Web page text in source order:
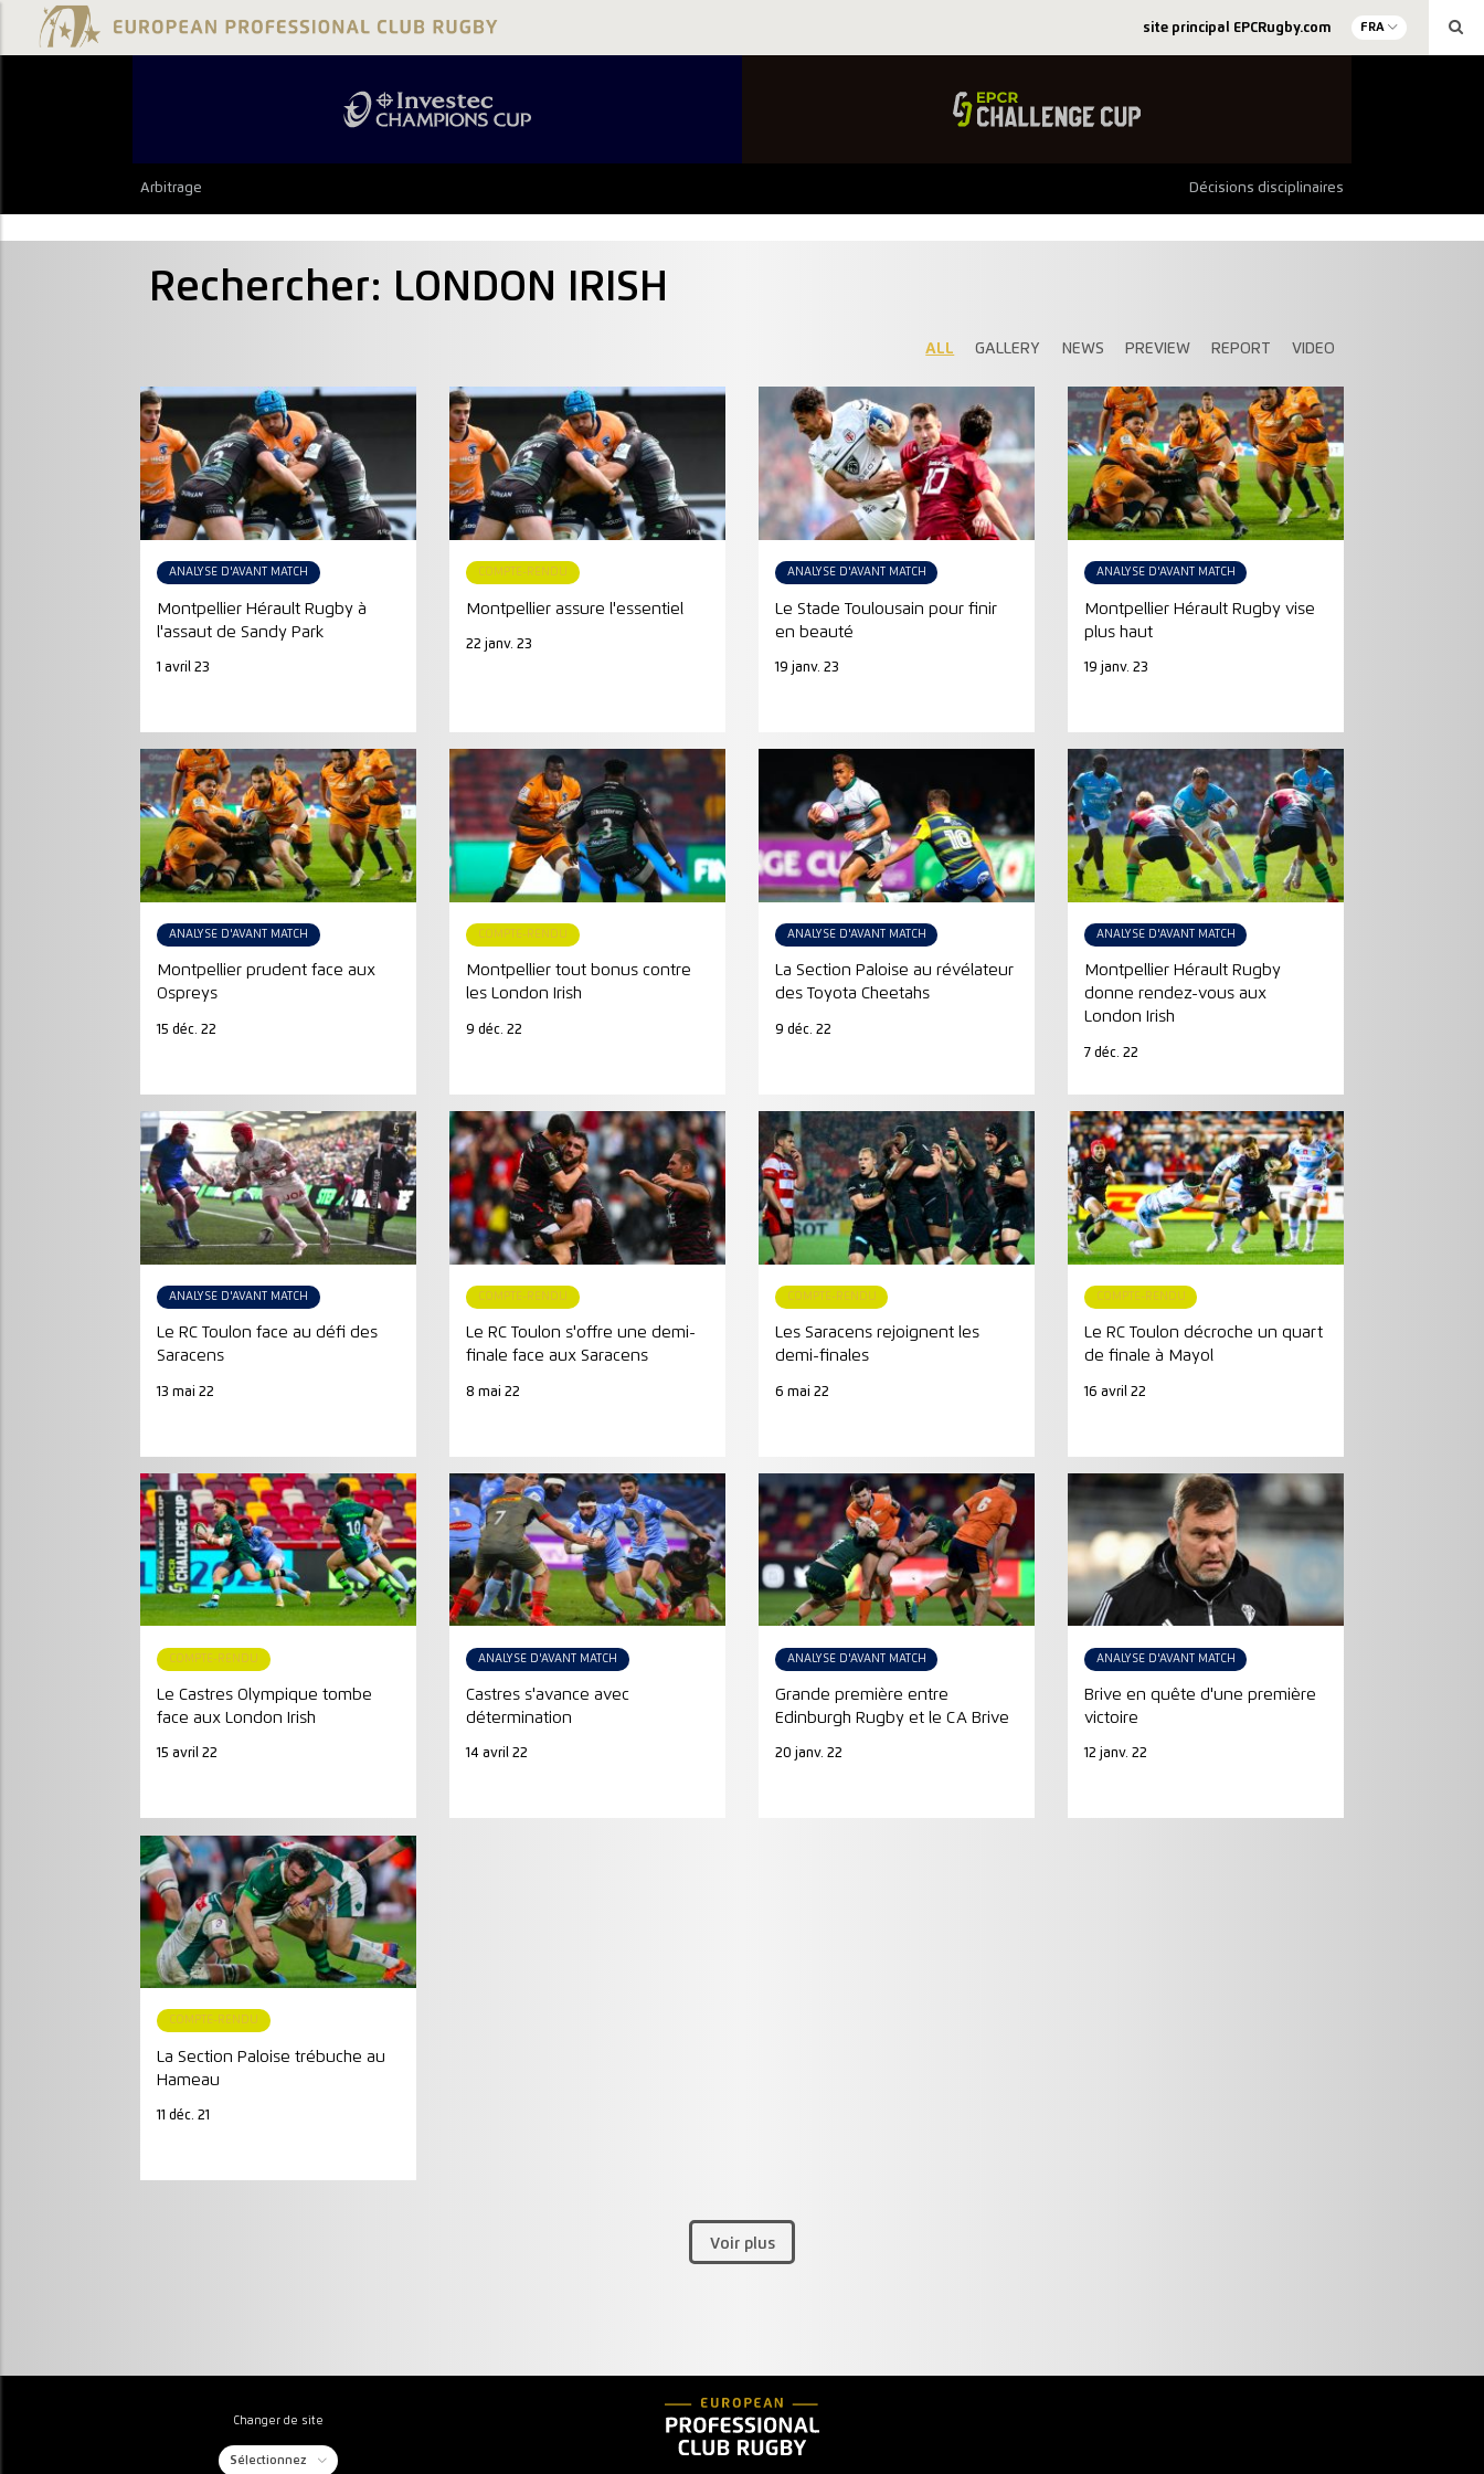
site principal EPCRugby.com FRA
Arbitrage Décisions disciplinaires
Rechercher: LONDON IRISH
ALL GALLERY NEWS PREVIEW REPORT VIDEO
Voir plus
ANALYSE D'AVANT MATCH
Montpellier Hérault Rugby à
l'assaut de Sandy Park
1 avril 23
COMPTE-RENDU
Montpellier assure l'essentiel
22 janv. 23
ANALYSE D'AVANT MATCH
Le Stade Toulousain pour finir
en beauté
19 janv. 23
ANALYSE D'AVANT MATCH
Montpellier Hérault Rugby vise
plus haut
19 janv. 23
ANALYSE D'AVANT MATCH
Montpellier prudent face aux
Ospreys
15 déc. 22
COMPTE-RENDU
Montpellier tout bonus contre
les London Irish
9 déc. 22
ANALYSE D'AVANT MATCH
La Section Paloise au révélateur
des Toyota Cheetahs
9 déc. 22
ANALYSE D'AVANT MATCH
Montpellier Hérault Rugby
donne rendez-vous aux
London Irish
7 déc. 22
ANALYSE D'AVANT MATCH
Le RC Toulon face au défi des
Saracens
13 mai 22
COMPTE-RENDU
Le RC Toulon s'offre une demi-
finale face aux Saracens
8 mai 22
COMPTE-RENDU
Les Saracens rejoignent les
demi-finales
6 mai 22
COMPTE-RENDU
Le RC Toulon décroche un quart
de finale à Mayol
16 avril 22
COMPTE-RENDU
Le Castres Olympique tombe
face aux London Irish
15 avril 22
ANALYSE D'AVANT MATCH
Castres s'avance avec
détermination
14 avril 22
ANALYSE D'AVANT MATCH
Grande première entre
Edinburgh Rugby et le CA Brive
20 janv. 22
ANALYSE D'AVANT MATCH
Brive en quête d'une première
victoire
12 janv. 22
COMPTE-RENDU
La Section Paloise trébuche au
Hameau
11 déc. 21
Changer de site
Sélectionnez